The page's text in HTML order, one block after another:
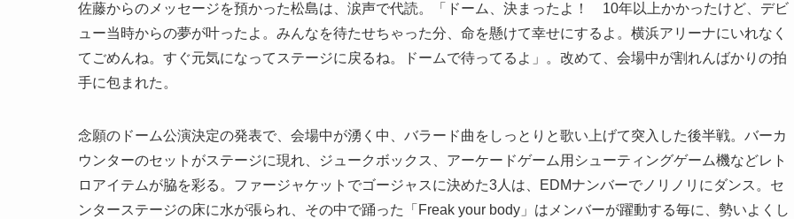
佐藤からのメッセージを預かった松島は、涙声で代読。「ドーム、決まったよ！ 10年以上かかったけど、デビ
ュー当時からの夢が叶ったよ。みんなを待たせちゃった分、命を懸けて幸せにするよ。横浜アリーナにいれなく
てごめんね。すぐ元気になってステージに戻るね。ドームで待ってるよ」。改めて、会場中が割れんばかりの拍
手に包まれた。
念願のドーム公演決定の発表で、会場中が湧く中、バラード曲をしっとりと歌い上げて突入した後半戦。バーカ
ウンターのセットがステージに現れ、ジュークボックス、アーケードゲーム用シューティングゲーム機などレト
ロアイテムが脇を彩る。ファージャケットでゴージャスに決めた3人は、EDMナンバーでノリノリにダンス。セ
ンターステージの床に水が張られ、その中で踊った「Freak your body」はメンバーが躍動する毎に、勢いよくし